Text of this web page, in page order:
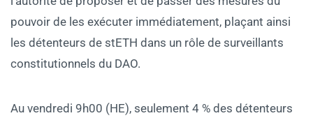
pouvoir de les exécuter immédiatement, plaçant ainsi
les détenteurs de stETH dans un rôle de surveillants
constitutionnels du DAO.
Au vendredi 9h00 (HE), seulement 4 % des détenteurs